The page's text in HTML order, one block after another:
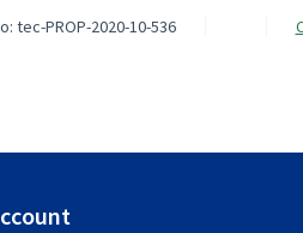
tec-PROP-2020-10-536